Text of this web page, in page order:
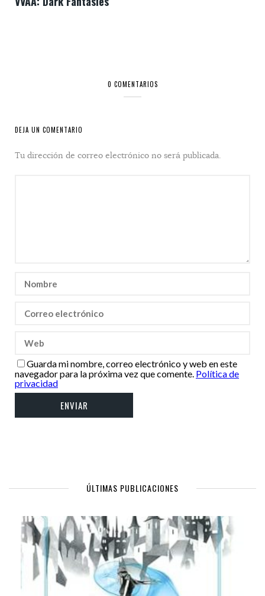
0 COMENTARIOS
DEJA UN COMENTARIO
Tu dirección de correo electrónico no será publicada.
Guarda mi nombre, correo electrónico y web en este
navegador para la próxima vez que comente. Política de
privacidad
ÚLTIMAS PUBLICACIONES